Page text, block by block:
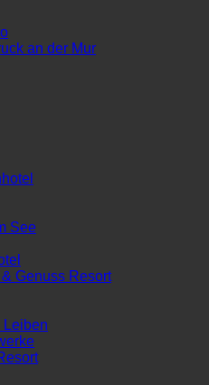
an der Mur
See
Genuss Resort